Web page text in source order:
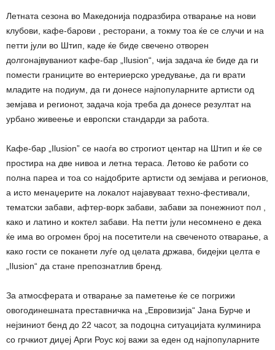
Летната сезона во Македонија подразбира отварање на нови
клубови, кафе-барови , ресторани, а токму тоа ќе се случи и на
петти јули во Штип, каде ќе биде свечено отворен
долгонајвуваниот кафе-бар „Ilusion“, чија задача ќе биде да ги
помести границите во ентериерско уредување, да ги врати
младите на подиум, да ги донесе најпопуларните артисти од
земјава и регионот, задача која треба да донесе резултат на
урбано живеење и европски стандарди за работа.
Кафе-бар „Ilusion” се наоѓа во строгиот центар на Штип и ќе се
простира на две нивоа и летна тераса. Летово ќе работи со
полна пареа и тоа со најдобрите артисти од земјава и регионов,
а исто менаџерите на локалот најавуваат техно-фестивали,
тематски забави, афтер-ворк забави, забави за понежниот пол ,
како и латино и коктел забави. На петти јули несомнено е дека
ќе има во огромен број на посетители на свеченото отварање, а
како гости се поканети луѓе од целата држава, бидејки целта е
„Ilusion“ да стане препознатлив бренд.
За атмосферата и отварање за паметење ќе се погрижи
овогодинешната преставничка на „Евровизија“ Јана Бурче и
нејзиниот бенд до 22 часот, за подоцна ситуацијата кулминира
со грчкиот диџеј Арги Роус кој важи за еден од најпопуларните